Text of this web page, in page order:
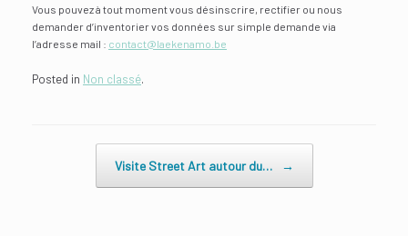
Vous pouvez à tout moment vous désinscrire, rectifier ou nous
demander d’inventorier vos données sur simple demande via
l’adresse mail : contact@laekenamo.be
Posted in Non classé.
Visite Street Art autour du… →